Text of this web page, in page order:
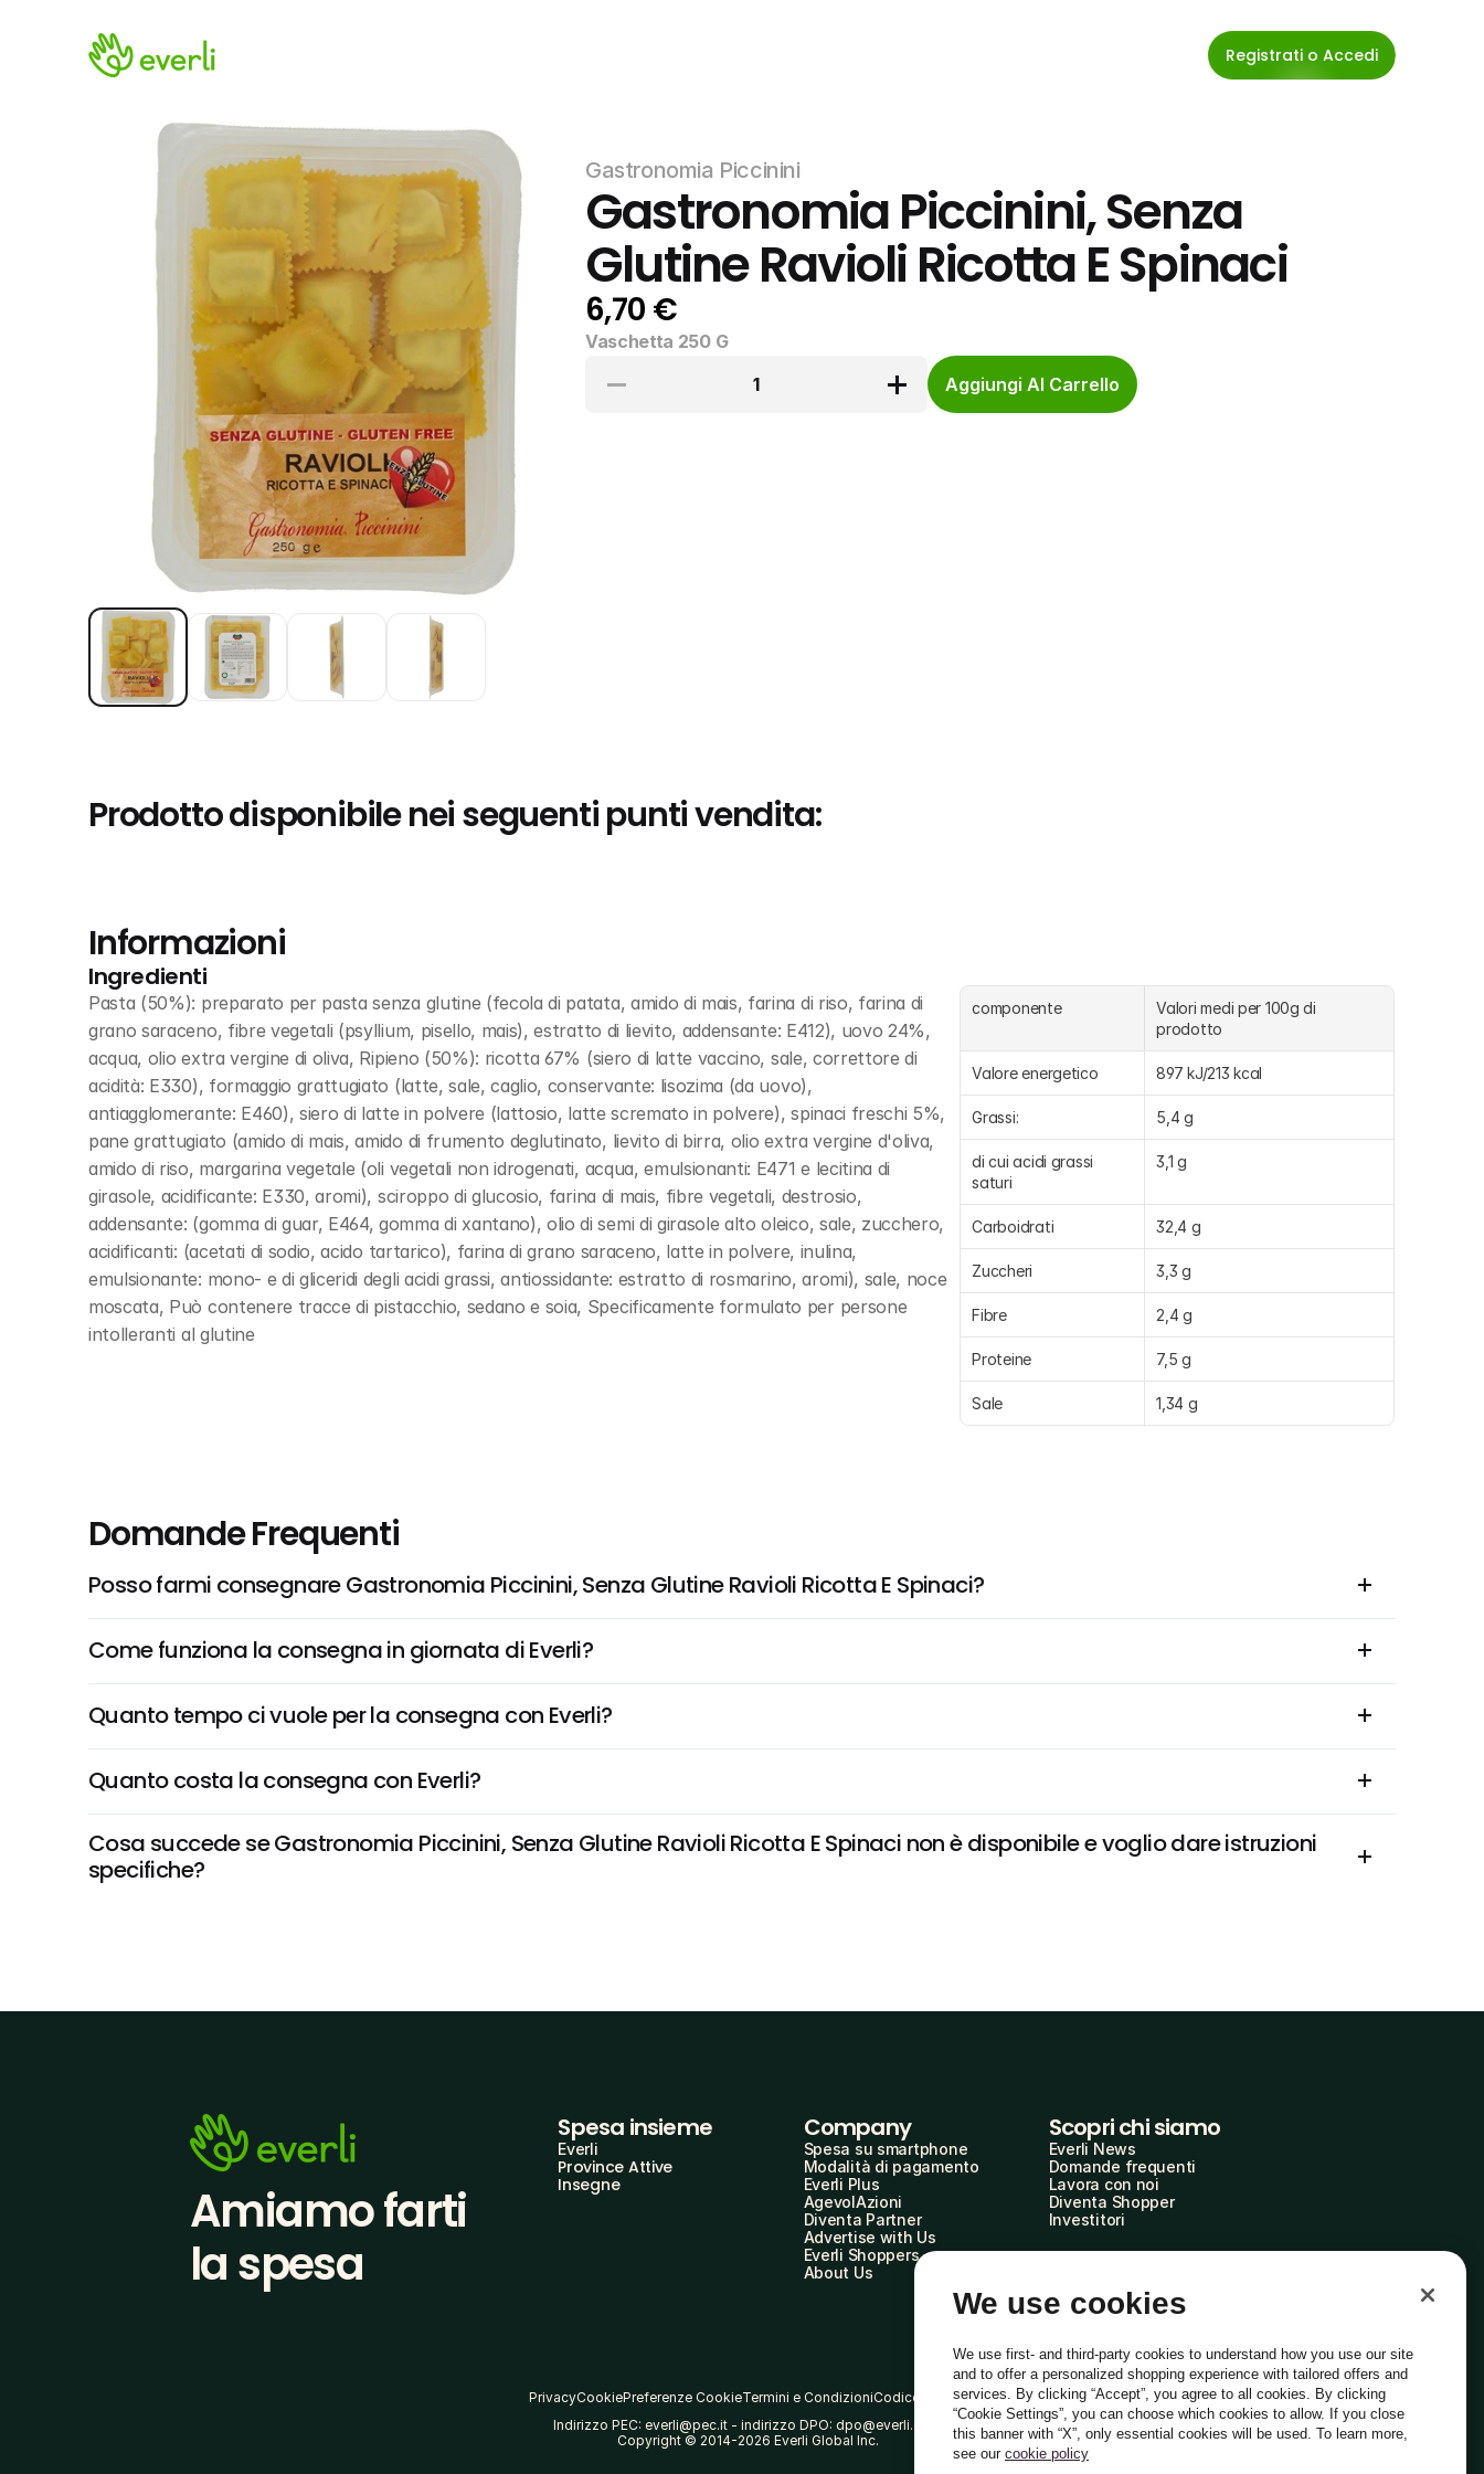
Registrati o Accedi
Gastronomia Piccinini
Gastronomia Piccinini, Senza
Glutine Ravioli Ricotta E Spinaci
6,70 €
Vaschetta 250 G
1
Aggiungi Al Carrello
Prodotto disponibile nei seguenti punti vendita:
Informazioni
Ingredienti
Pasta (50%): preparato per pasta senza glutine (fecola di patata, amido di mais, farina di riso, farina di
grano saraceno, fibre vegetali (psyllium, pisello, mais), estratto di lievito, addensante: E412), uovo 24%,
acqua, olio extra vergine di oliva, Ripieno (50%): ricotta 67% (siero di latte vaccino, sale, correttore di
acidità: E330), formaggio grattugiato (latte, sale, caglio, conservante: lisozima (da uovo),
antiagglomerante: E460), siero di latte in polvere (lattosio, latte scremato in polvere), spinaci freschi 5%,
pane grattugiato (amido di mais, amido di frumento deglutinato, lievito di birra, olio extra vergine d'oliva,
amido di riso, margarina vegetale (oli vegetali non idrogenati, acqua, emulsionanti: E471 e lecitina di
girasole, acidificante: E330, aromi), sciroppo di glucosio, farina di mais, fibre vegetali, destrosio,
addensante: (gomma di guar, E464, gomma di xantano), olio di semi di girasole alto oleico, sale, zucchero,
acidificanti: (acetati di sodio, acido tartarico), farina di grano saraceno, latte in polvere, inulina,
emulsionante: mono- e di gliceridi degli acidi grassi, antiossidante: estratto di rosmarino, aromi), sale, noce
moscata, Può contenere tracce di pistacchio, sedano e soia, Specificamente formulato per persone
intolleranti al glutine
componente
Valori medi per 100g di
prodotto
Valore energetico 897 kJ/213 kcal
Grassi: 5,4 g
di cui acidi grassi
saturi
3,1 g
Carboidrati 32,4 g
Zuccheri 3,3 g
Fibre 2,4 g
Proteine 7,5 g
Sale 1,34 g
Domande Frequenti
Posso farmi consegnare Gastronomia Piccinini, Senza Glutine Ravioli Ricotta E Spinaci?
Come funziona la consegna in giornata di Everli?
Quanto tempo ci vuole per la consegna con Everli?
Quanto costa la consegna con Everli?
Cosa succede se Gastronomia Piccinini, Senza Glutine Ravioli Ricotta E Spinaci non è disponibile e voglio dare istruzioni
specifiche?
Amiamo farti
la spesa
Spesa insieme
Everli
Province Attive
Insegne
Company
Spesa su smartphone
Modalità di pagamento
Everli Plus
AgevolAzioni
Diventa Partner
Advertise with Us
Everli Shoppers
About Us
Scopri chi siamo
Everli News
Domande frequenti
Lavora con noi
Diventa Shopper
Investitori
PrivacyCookiePreferenze CookieTermini e CondizioniCodice Etico
Indirizzo PEC: everli@pec.it - indirizzo DPO: dpo@everli.com
Copyright © 2014-2026 Everli Global Inc.
Italiano
We use cookies
We use first- and third-party cookies to understand how you use our site
and to offer a personalized shopping experience with tailored offers and
services. By clicking “Accept”, you agree to all cookies. By clicking
“Cookie Settings”, you can choose which cookies to allow. If you close
this banner with “X”, only essential cookies will be used. To learn more,
see our cookie policy